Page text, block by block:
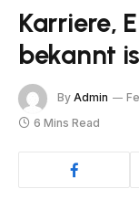
Karriere,
bekannt
By Admin
6 Mins Read